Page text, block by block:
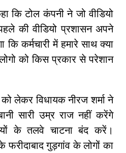
कि टोल कंपनी ने जो वीडियो
की वीडियो प्रशासन अपने
कर्मचारी में हमारे साथ क्या
को किस प्रकार से परेशान
लेकर विधायक नीरज शर्मा ने
सारी उम्र राज नहीं करेंगे
के तलवे चाटना बंद करें।
फरीदाबाद गुड़गांव के लोगों का